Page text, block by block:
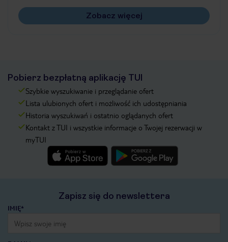
Zobacz więcej
Pobierz bezpłatną aplikację TUI
Szybkie wyszukiwanie i przeglądanie ofert
Lista ulubionych ofert i możliwość ich udostępniania
Historia wyszukiwań i ostatnio oglądanych ofert
Kontakt z TUI i wszystkie informacje o Twojej rezerwacji w
myTUI
Zapisz się do newslettera
IMIĘ*